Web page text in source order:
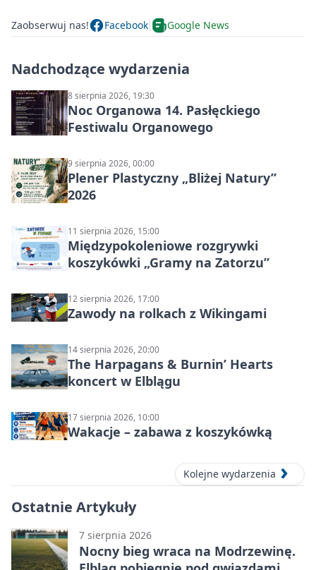
Zaobserwuj nas! Facebook Google News
Nadchodzące wydarzenia
8 sierpnia 2026, 19:30
Noc Organowa 14. Pasłęckiego
Festiwalu Organowego
9 sierpnia 2026, 00:00
Plener Plastyczny „Bliżej Natury”
2026
11 sierpnia 2026, 15:00
Międzypokoleniowe rozgrywki
koszykówki „Gramy na Zatorzu”
12 sierpnia 2026, 17:00
Zawody na rolkach z Wikingami
14 sierpnia 2026, 20:00
The Harpagans & Burnin’ Hearts
koncert w Elblągu
17 sierpnia 2026, 10:00
Wakacje – zabawa z koszykówką
Kolejne wydarzenia
Ostatnie Artykuły
7 sierpnia 2026
Nocny bieg wraca na Modrzewinę.